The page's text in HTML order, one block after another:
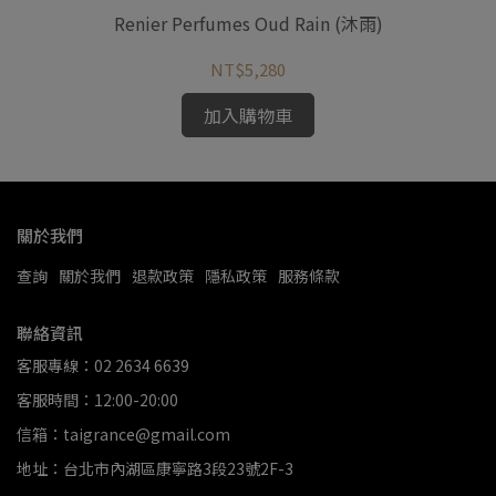
Renier Perfumes Oud Rain (沐雨)
NT$5,280
加入購物車
關於我們
查詢 關於我們 退款政策 隱私政策 服務條款
聯絡資訊
客服專線：02 2634 6639
客服時間：12:00-20:00
信箱：taigrance@gmail.com
地址：台北市內湖區康寧路3段23號2F-3